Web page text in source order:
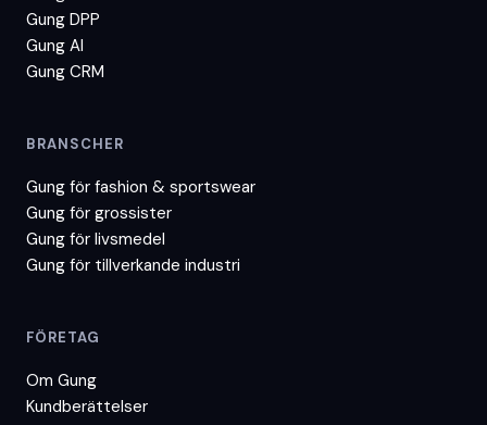
Gung DPP
Gung AI
Gung CRM
BRANSCHER
Gung för fashion & sportswear
Gung för grossister
Gung för livsmedel
Gung för tillverkande industri
FÖRETAG
Om Gung
Kundberättelser